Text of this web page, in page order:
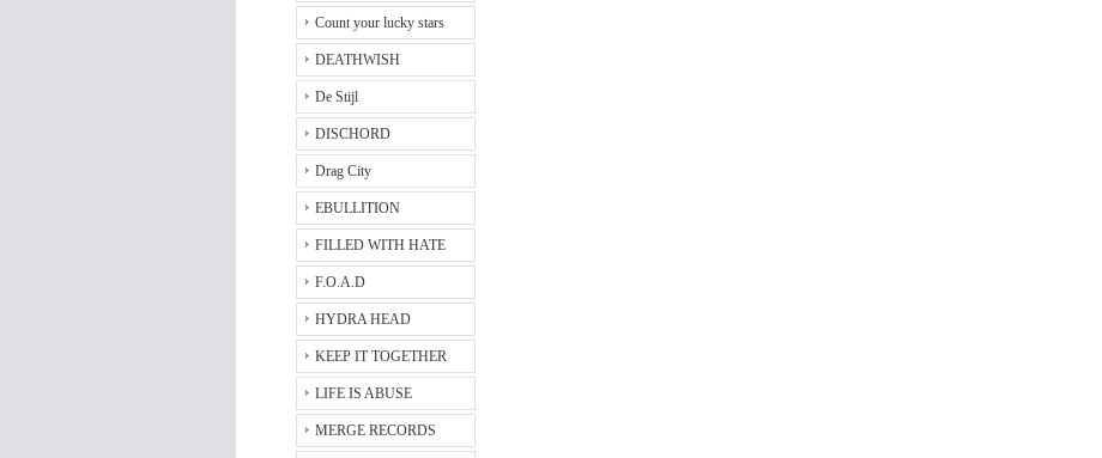
Count your lucky stars
DEATHWISH
De Stijl
DISCHORD
Drag City
EBULLITION
FILLED WITH HATE
F.O.A.D
HYDRA HEAD
KEEP IT TOGETHER
LIFE IS ABUSE
MERGE RECORDS